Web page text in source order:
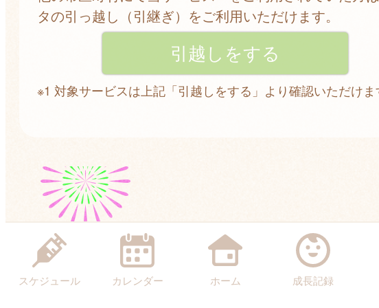
タの引っ越し（引継ぎ）をご利用いただけます。
※1 対象サービスは上記「引越しをする」より確認いただけま
スケジュール カレンダー ホーム 成長記録